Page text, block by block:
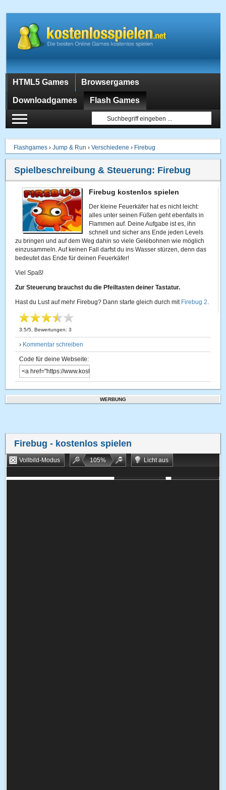
HTML5 Games Browsergames
Downloadgames Flash Games
Flashgames ›Jump & Run ›Verschiedene › Firebug
Spielbeschreibung & Steuerung: Firebug
Firebug kostenlos spielen
Der kleine Feuerkäfer hat es nicht leicht:
alles unter seinen Füßen geht ebenfalls in
Flammen auf. Deine Aufgabe ist es, ihn
schnell und sicher ans Ende jeden Levels
zu bringen und auf dem Weg dahin so viele Gelébohnen wie möglich
einzusammeln. Auf keinen Fall darfst du ins Wasser stürzen, denn das
bedeutet das Ende für deinen Feuerkäfer!
Viel Spaß!
Zur Steuerung brauchst du die Pfeiltasten deiner Tastatur.
Hast du Lust auf mehr Firebug? Dann starte gleich durch mit Firebug 2.
3.5/5 , Bewertungen:3
› Kommentar schreiben
Code für deine Webseite:
WERBUNG
Firebug - kostenlos spielen
Vollbild-Modus 105%
Licht aus